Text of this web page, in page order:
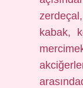
kabak,